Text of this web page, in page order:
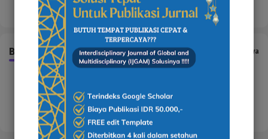
BERITA YANG TERKAIT Tampilkan selengkapnya
Error:Tak ada hasil yang ditemukan